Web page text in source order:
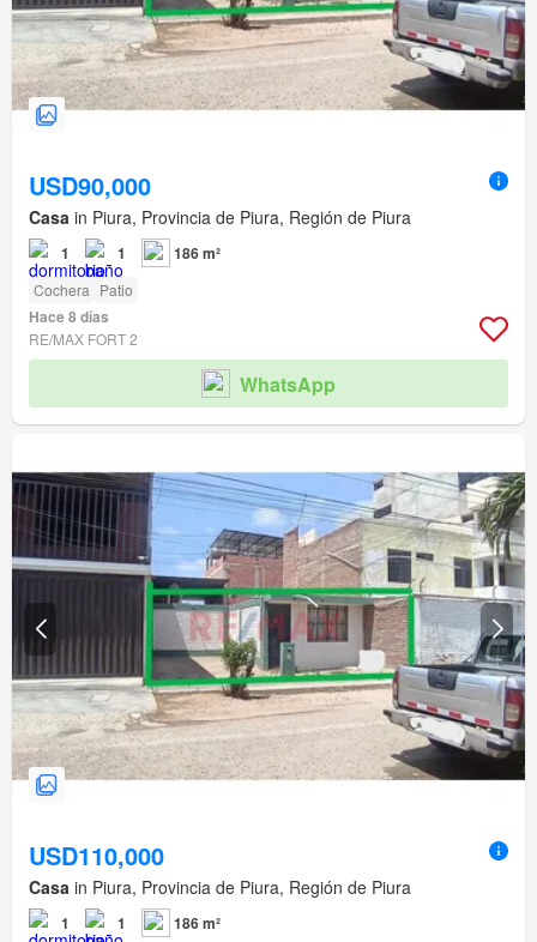
USD90,000
Casa in Piura, Provincia de Piura, Región de Piura
1 1 186 m²
Cochera Patio
Hace 8 días
RE/MAX FORT 2
WhatsApp
USD110,000
Casa in Piura, Provincia de Piura, Región de Piura
1 1 186 m²